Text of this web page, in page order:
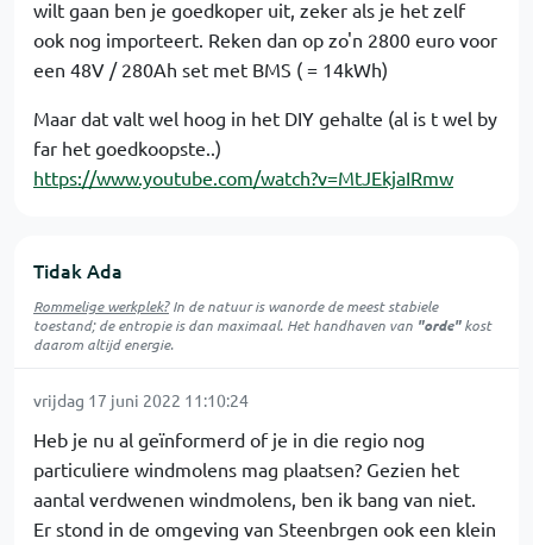
wilt gaan ben je goedkoper uit, zeker als je het zelf
ook nog importeert. Reken dan op zo'n 2800 euro voor
een 48V / 280Ah set met BMS ( = 14kWh)
Maar dat valt wel hoog in het DIY gehalte (al is t wel by
far het goedkoopste..)
https://www.youtube.com/watch?v=MtJEkjaIRmw
Tidak Ada
Rommelige werkplek?In de natuur iswanordede meest stabiele
toestand; de entropie is dan maximaal. Het handhaven van "orde"kost
daarom altijd energie.
vrijdag 17 juni 2022 11:10:24
Heb je nu al geïnformerd of je in die regio nog
particuliere windmolens mag plaatsen? Gezien het
aantal verdwenen windmolens, ben ik bang van niet.
Er stond in de omgeving van Steenbrgen ook een klein